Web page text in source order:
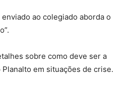
ao colegiado aborda o
sobre como deve ser a
em situações de crise.